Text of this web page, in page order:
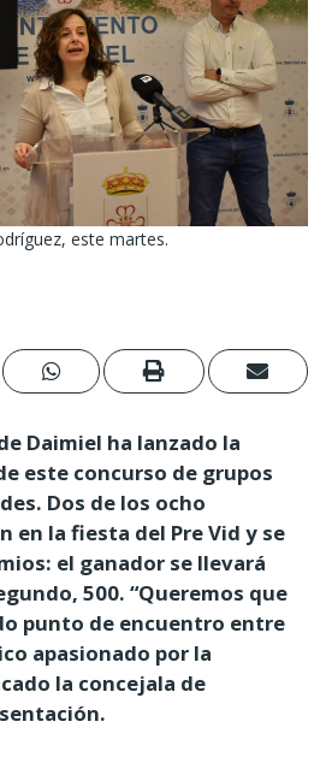
este martes.
Daimiel ha lanzado la
este concurso de grupos
Dos de los ocho
en la fiesta del Pre Vid y se
el ganador se llevará
500. “Queremos que
punto de encuentro entre
apasionado por la
la concejala de